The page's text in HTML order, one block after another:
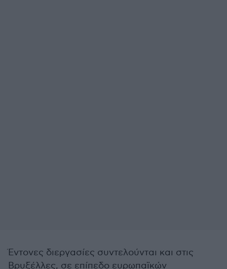
Έντονες διεργασίες συντελούνται και στις
Βρυξέλλες, σε επίπεδο ευρωπαϊκών